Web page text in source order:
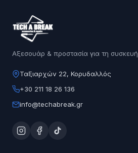
Αξεσουάρ & προστασία για τη
Ταξιαρχών 22, Κορυδαλλός
+30 211 18 26 136
info@techabreak.gr